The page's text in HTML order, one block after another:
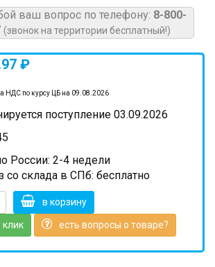
ваш вопрос по телефону: 8-800-
(звонок на территории бесплатный!)
₽
НДС по курсу ЦБ на 09.08.2026
поступление 03.09.2026
России: 2-4 недели
склада в СПб: бесплатно
в корзину
клик есть вопросы о товаре?